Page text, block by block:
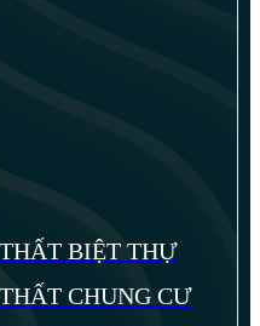
BIỆT THỰ
CHUNG CƯ